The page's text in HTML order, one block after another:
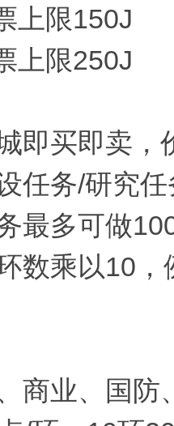
上限150J
上限250J
即买即卖，
任务/研究任
最多可做
数乘以10，
商业、国防